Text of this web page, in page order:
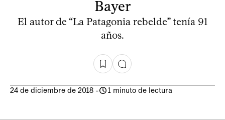
Bayer
El autor de “La Patagonia rebelde” tenía 91
años.
24 de diciembre de 2018 - 1 minuto de lectura